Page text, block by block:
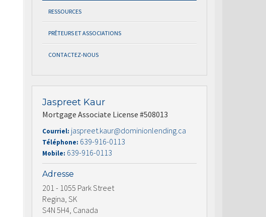
RESSOURCES
PRÊTEURS ET ASSOCIATIONS
CONTACTEZ-NOUS
Jaspreet Kaur
Mortgage Associate License #508013
Courriel: jaspreet.kaur@dominionlending.ca
Téléphone: 639-916-0113
Mobile: 639-916-0113
Adresse
201 - 1055 Park Street
Regina, SK
S4N 5H4, Canada